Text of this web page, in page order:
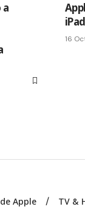
a
16
Apple TV &